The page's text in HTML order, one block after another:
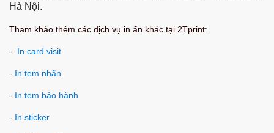
Hà Nội.
Tham khảo thêm các dịch vụ in ấn khác tại 2Tprint:
- In card visit
- In tem nhãn
- In tem bảo hành
- In sticker